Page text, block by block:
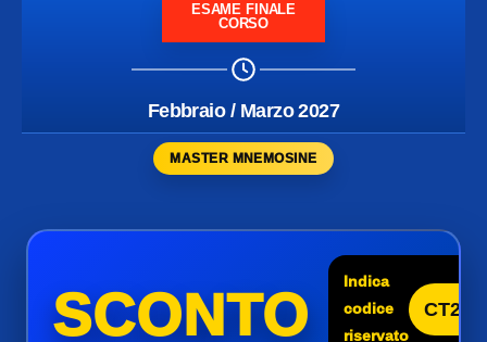
ESAME FINALE
CORSO
Febbraio / Marzo 2027
MASTER MNEMOSINE
SCONTO
Indica
codice
riservato
CT25